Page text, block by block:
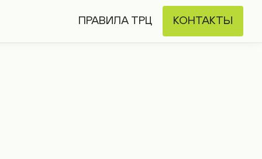
ПРАВИЛА ТРЦ КОНТАКТЫ